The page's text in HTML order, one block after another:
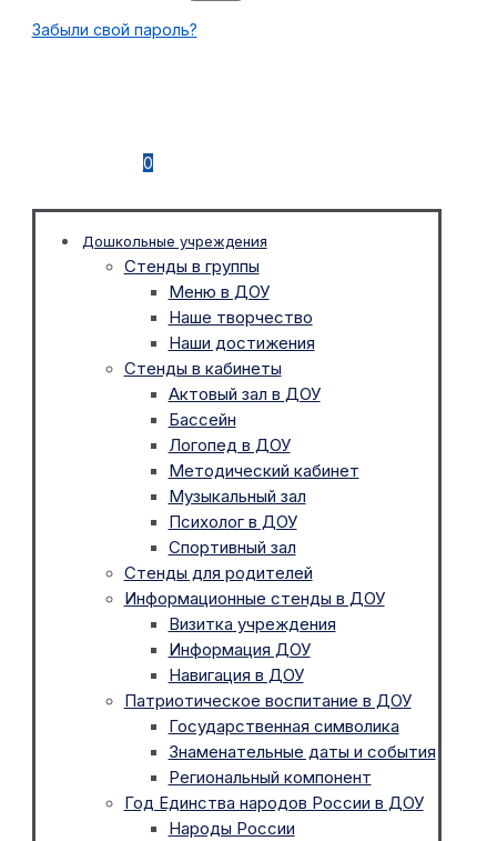
Забыли свой пароль?
0
Дошкольные учреждения
Стенды в группы
Меню в ДОУ
Наше творчество
Наши достижения
Стенды в кабинеты
Актовый зал в ДОУ
Бассейн
Логопед в ДОУ
Методический кабинет
Музыкальный зал
Психолог в ДОУ
Спортивный зал
Стенды для родителей
Информационные стенды в ДОУ
Визитка учреждения
Информация ДОУ
Навигация в ДОУ
Патриотическое воспитание в ДОУ
Государственная символика
Знаменательные даты и события
Региональный компонент
Год Единства народов России в ДОУ
Народы России